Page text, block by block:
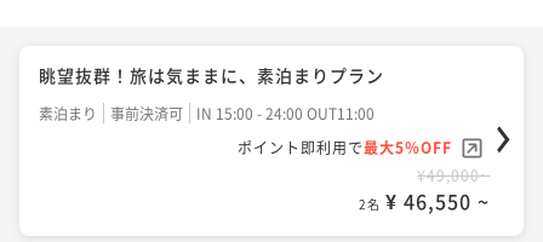
眺望抜群！旅は気ままに、素泊まりプラン
素泊まり 事前決済可
IN 15:00 - 24:00 OUT11:00
ポイント即利用で最大5％OFF
¥49,000~
2名 ¥ 46,550 ~